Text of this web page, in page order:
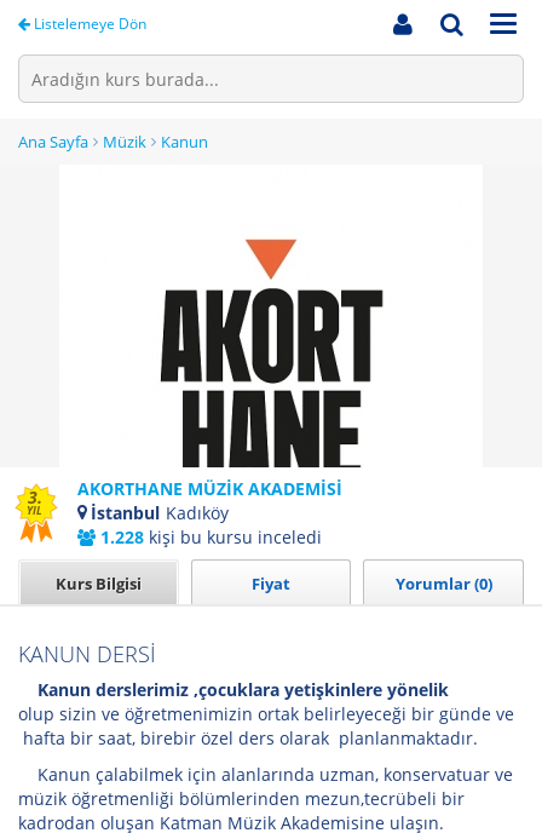
Listelemeye Dön
Ana Sayfa Müzik Kanun
3.
YIL
AKORTHANE MÜZİK AKADEMİSİ
İstanbul Kadıköy
1.228 kişi bu kursu inceledi
Kurs Bilgisi Fiyat Yorumlar (0)
KANUN DERSİ
Kanun derslerimiz ,çocuklara yetişkinlere yönelik
olup sizin ve öğretmenimizin ortak belirleyeceği bir günde ve
hafta bir saat, birebir özel ders olarak planlanmaktadır.
Kanun çalabilmek için alanlarında uzman, konservatuar ve
müzik öğretmenliği bölümlerinden mezun,tecrübeli bir
kadrodan oluşan Katman Müzik Akademisine ulaşın.